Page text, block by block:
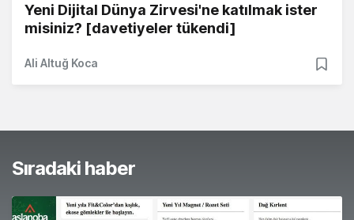
Yeni Dijital Dünya Zirvesi'ne katılmak ister
misiniz? [davetiyeler tükendi]
Ali Altuğ Koca
Sıradaki haber